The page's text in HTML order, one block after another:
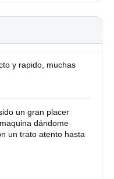
y rapido, muchas
un gran placer
dándome
un trato atento hasta